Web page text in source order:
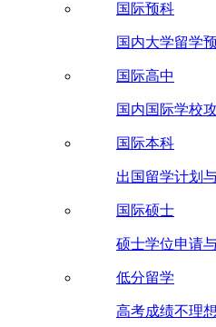
国际预科
国内大学留学
国际高中
国内国际学校
国际本科
出国留学计划
国际硕士
硕士学位申请
低分留学
高考成绩不理